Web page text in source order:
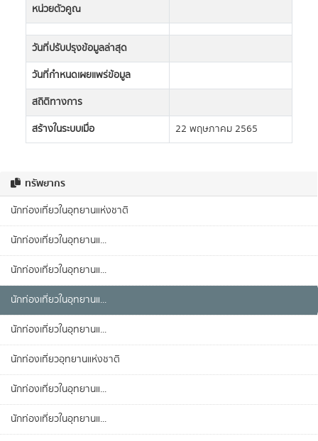
ทรัพยากร
นักท่องเที่ยวในอุทยานแห่งชาติ
นักท่องเที่ยวในอุทยานแ...
นักท่องเที่ยวในอุทยานแ...
นักท่องเที่ยวในอุทยานแ...
นักท่องเที่ยวในอุทยานแ...
นักท่องเที่ยวอุทยานแห่งชาติ
นักท่องเที่ยวในอุทยานแ...
นักท่องเที่ยวในอุทยานแ...
หน่วยตัวคูณ
วันที่ปรับปรุงข้อมูลล่าสุด
วันที่กำหนดเผยแพร่ข้อมูล
สถิติทางการ
สร้างในระบบเมื่อ
22 พฤษภาคม 2565